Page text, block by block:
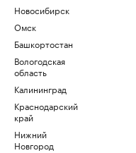
Новосибирск
Омск
Башкортостан
Вологодская
область
Калининград
Краснодарский
край
Нижний
Новгород